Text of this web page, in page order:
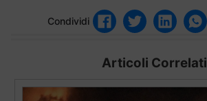
Condividi
Articoli Correlati